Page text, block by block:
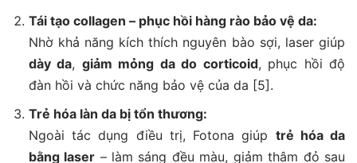
Tái tạo collagen – phục hồi hàng rào bảo vệ da:
Nhờ khả năng kích thích nguyên bào sợi, laser giúp
dày da, giảm mỏng da do corticoid, phục hồi độ
đàn hồi và chức năng bảo vệ của da [5].
Trẻ hóa làn da bị tổn thương:
Ngoài tác dụng điều trị, Fotona giúp trẻ hóa da
bằng laser – làm sáng đều màu, giảm thâm đỏ sau